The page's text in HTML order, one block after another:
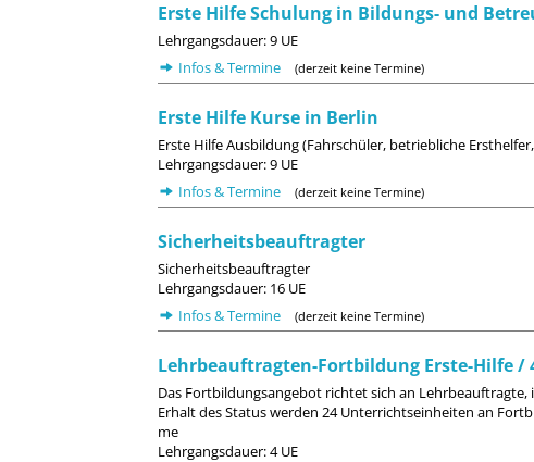
Erste Hilfe Schulung in Bildungs- und
Lehrgangsdauer: 9 UE
Infos & Termine
(derzeit keine Termine)
Erste Hilfe Kurse in Berlin
Erste Hilfe Ausbildung (Fahrschüler, betriebliche
Lehrgangsdauer: 9 UE
Infos & Termine
(derzeit keine Termine)
Sicherheitsbeauftragter
Sicherheitsbeauftragter
Lehrgangsdauer: 16 UE
Infos & Termine
(derzeit keine Termine)
Lehrbeauftragten-Fortbildung Erste-Hilfe
Das Fortbildungsangebot richtet sich an
Erhalt des Status werden 24 Unterrichtseinheiten an
me
Lehrgangsdauer: 4 UE